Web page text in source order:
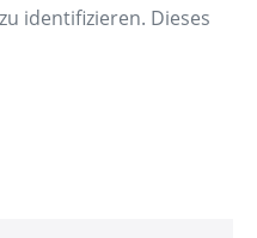
identifizieren. Dieses